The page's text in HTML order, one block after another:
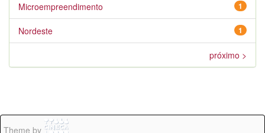
1
Microempreendimento
1
Nordeste
próximo >
Theme by